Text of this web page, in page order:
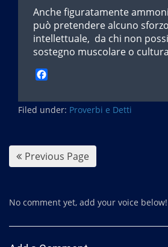
Anche figuratamente
può pretendere alcuno
intellettuale, da chi non
sostegno muscolare o
c
e
o
k
Filed under: Proverbi e Detti
Previous Page
No comment yet, add your voice below!